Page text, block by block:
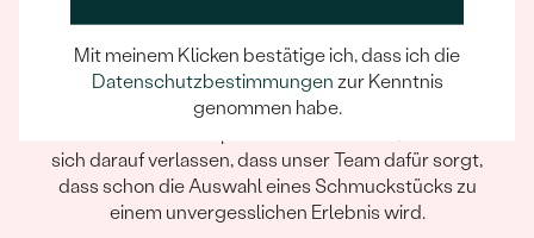
Ein Eppi-sches Erlebnis
sich darauf verlassen, dass unser Team dafür sorgt,
dass schon die Auswahl eines Schmuckstücks zu
einem unvergesslichen Erlebnis wird.
Mit meinem Klicken bestätige ich, dass ich die
Datenschutzbestimmungen zur Kenntnis
genommen habe.